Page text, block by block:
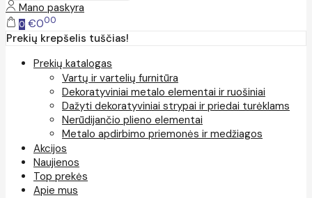
Mano paskyra
0 €000
Prekių krepšelis tuščias!
Prekių katalogas
Vartų ir vartelių furnitūra
Dekoratyviniai metalo elementai ir ruošiniai
Dažyti dekoratyviniai strypai ir priedai turėklams
Nerūdijančio plieno elementai
Metalo apdirbimo priemonės ir medžiagos
Akcijos
Naujienos
Top prekės
Apie mus